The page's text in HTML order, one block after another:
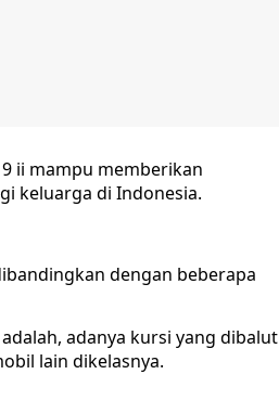
ii mampu memberikan
keluarga di Indonesia.
dengan beberapa
adanya kursi yang dibalut
lain dikelasnya.